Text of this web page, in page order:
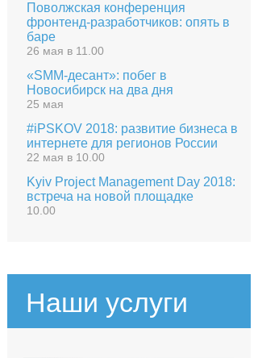
Поволжская конференция
фронтенд-разработчиков: опять в
баре
26 мая в 11.00
«SMM-десант»: побег в
Новосибирск на два дня
25 мая
#iPSKOV 2018: развитие бизнеса в
интернете для регионов России
22 мая в 10.00
Kyiv Project Management Day 2018:
встреча на новой площадке
10.00
Наши услуги